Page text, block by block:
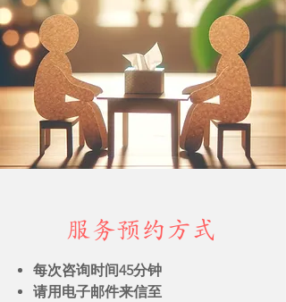
服务预约方式
每次咨询时间45分钟
请用电子邮件来信至